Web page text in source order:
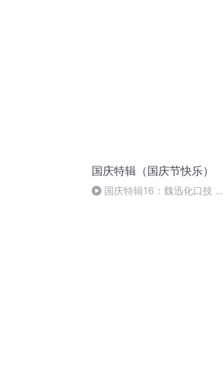
国庆特辑（国庆节快乐）
国庆特辑16：魏迅化口技 二